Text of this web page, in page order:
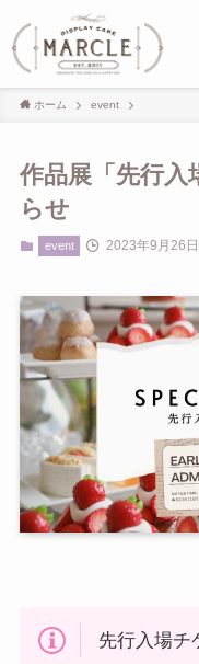
ホーム event
作品展「先行入
らせ
event 2023年9月26日
先行入場チ